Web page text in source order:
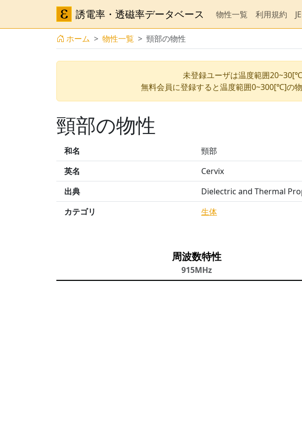
誘電率・透磁率データベース 物性一覧 利用規約
ホーム 物性一覧 頸部の物性
未登録ユーザは温度範囲
無料会員に登録すると温度範囲0~300[℃]の
頸部の物性
和名
頸部
英名
Cervix
出典
Dielectric and Thermal
カテゴリ
生体
周波数特性
915MHz